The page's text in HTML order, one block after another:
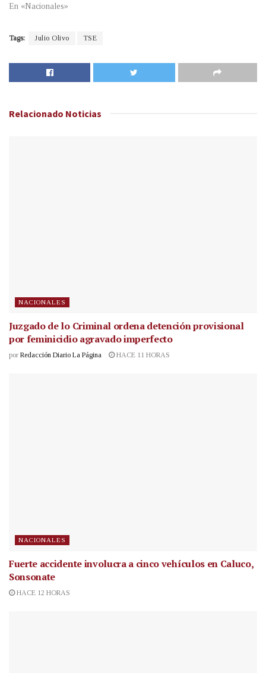
En «Nacionales»
Tags: Julio Olivo TSE
Relacionado Noticias
NACIONALES
Juzgado de lo Criminal ordena detención provisional
por feminicidio agravado imperfecto
por Redacción Diario La Página HACE 11 HORAS
NACIONALES
Fuerte accidente involucra a cinco vehículos en Caluco,
Sonsonate
HACE 12 HORAS